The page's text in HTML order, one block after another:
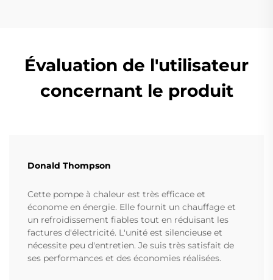
Évaluation de l'utilisateur
concernant le produit
Donald Thompson
Cette pompe à chaleur est très efficace et
économe en énergie. Elle fournit un chauffage et
un refroidissement fiables tout en réduisant les
factures d'électricité. L'unité est silencieuse et
nécessite peu d'entretien. Je suis très satisfait de
ses performances et des économies réalisées.